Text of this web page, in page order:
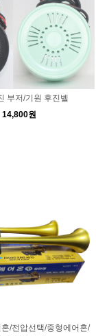
부저/기원 후진벨
14,800원
/전압선택/중형에어혼/